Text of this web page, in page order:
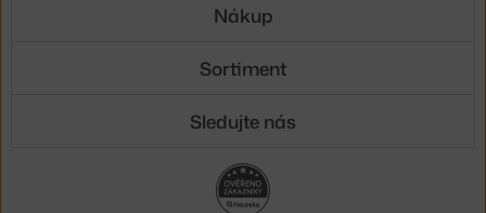
Nákup
Sortiment
Sledujte nás